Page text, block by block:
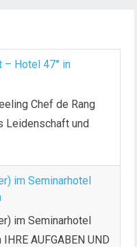
– Hotel 47° in
Chef de Rang
Leidenschaft und
im Seminarhotel
im Seminarhotel
AUFGABEN UND